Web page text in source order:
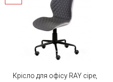
Крісло для офісу RAY сіре,